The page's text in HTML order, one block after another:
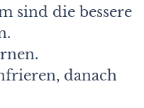
sind die bessere
danach